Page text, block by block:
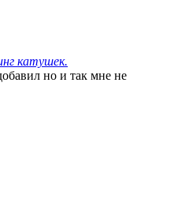
катушек.
но и так мне не